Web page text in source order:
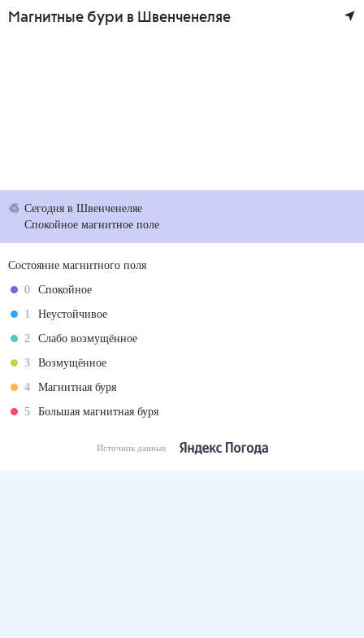
Магнитные бури в Швенченеляе
Сегодняв Швенченеляе
Спокойное магнитное поле
Состояние магнитного поля
0
Спокойное
1
Неустойчивое
2
Слабо возмущённое
3
Возмущённое
4
Магнитная буря
5
Большая магнитная буря
Источник данных